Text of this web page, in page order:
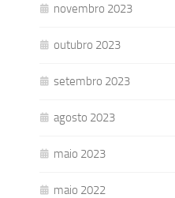
novembro 2023
outubro 2023
setembro 2023
agosto 2023
maio 2023
maio 2022